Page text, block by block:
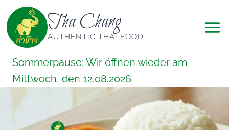
Zum
Inhalt
springen
Tha Chang
AUTHENTIC THAI FOOD
Sommerpause: Wir öffnen wieder am
Mittwoch, den 12.08.2026